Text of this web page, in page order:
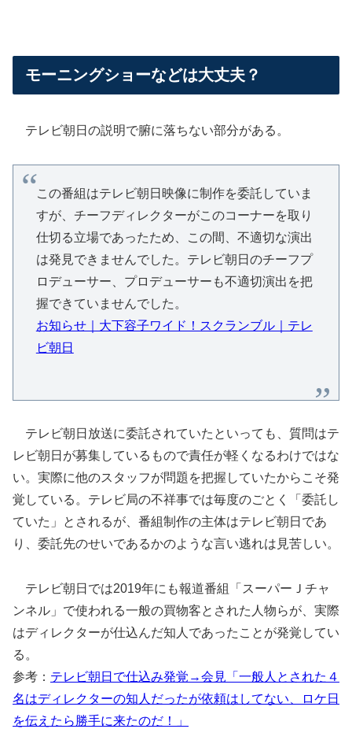
モーニングショーなどは大丈夫？
テレビ朝日の説明で腑に落ちない部分がある。
この番組はテレビ朝日映像に制作を委託していま
すが、チーフディレクターがこのコーナーを取り
仕切る立場であったため、この間、不適切な演出
は発見できませんでした。テレビ朝日のチーフプ
ロデューサー、プロデューサーも不適切演出を把
握できていませんでした。
お知らせ｜大下容子ワイド！スクランブル｜テレ
ビ朝日
テレビ朝日放送に委託されていたといっても、質問はテ
レビ朝日が募集しているもので責任が軽くなるわけではな
い。実際に他のスタッフが問題を把握していたからこそ発
覚している。テレビ局の不祥事では毎度のごとく「委託し
ていた」とされるが、番組制作の主体はテレビ朝日であ
り、委託先のせいであるかのような言い逃れは見苦しい。
テレビ朝日では2019年にも報道番組「スーパーＪチャ
ンネル」で使われる一般の買物客とされた人物らが、実際
はディレクターが仕込んだ知人であったことが発覚してい
る。
参考： テレビ朝日で仕込み発覚→会見「一般人とされた４
名はディレクターの知人だったが依頼はしてない、ロケ日
を伝えたら勝手に来たのだ！」